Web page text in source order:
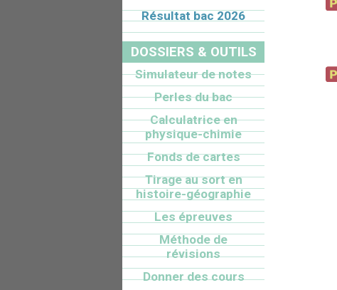
Résultat bac 2026
DOSSIERS & OUTILS
Simulateur de notes
Perles du bac
Calculatrice en
physique-chimie
Fonds de cartes
Tirage au sort en
histoire-géographie
Les épreuves
Méthode de
révisions
Donner des cours